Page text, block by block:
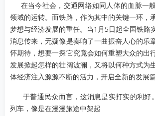
在当今社会，交通网络如同人体的血脉一
领域的运转。而铁路，作为其中的关键一环，
梦想与经济发展的重任。当1月5日起全国铁路
消息传来，无疑像是奏响了一曲振奋人心的乐
怀期待，想要一探它究竟会如何重塑大众的出
发展掀起怎样的壮阔波澜，又将以何种方式为
体经济注入源源不断的活力，开启全新的发展篇
于普通民众而言，这消息是实打实的利好
列车，像是在漫漫旅途中架起